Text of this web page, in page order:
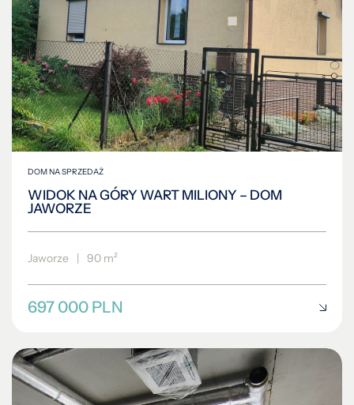
DOM NA SPRZEDAŻ
WIDOK NA GÓRY WART MILIONY – DOM
JAWORZE
Jaworze 90 m²
697 000 PLN